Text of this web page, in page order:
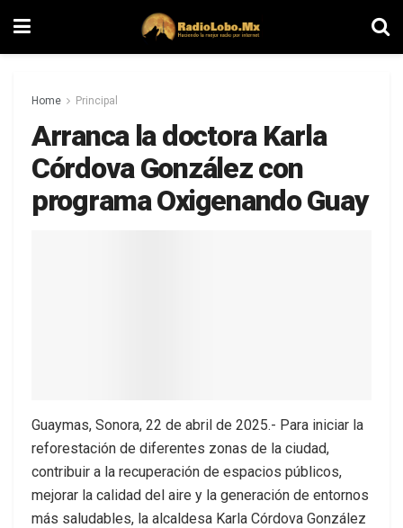
Home Principal
Arranca la doctora Karla
Córdova González con
programa Oxigenando Guay
Guaymas, Sonora, 22 de abril de 2025.- Para iniciar la
reforestación de diferentes zonas de la ciudad,
contribuir a la recuperación de espacios públicos,
mejorar la calidad del aire y la generación de entornos
más saludables, la alcaldesa Karla Córdova González